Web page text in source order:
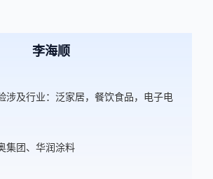
李海顺
涉及行业：泛家居，餐饮食品，电子电
集团、华润涂料